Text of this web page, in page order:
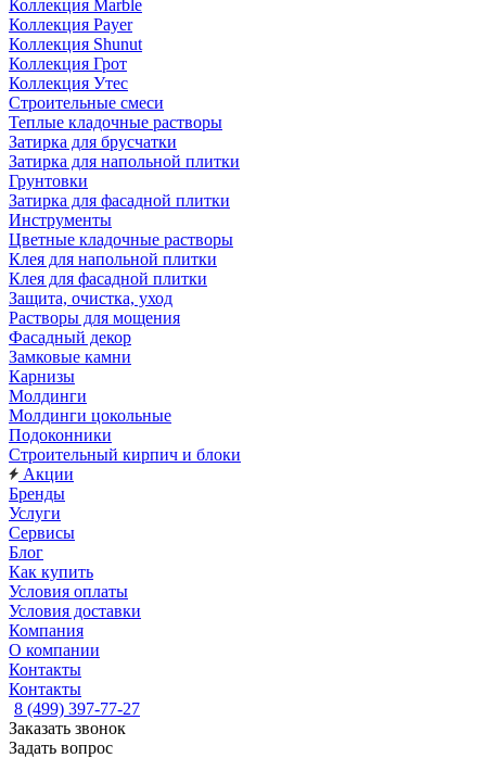
Коллекция Marble
Коллекция Payer
Коллекция Shunut
Коллекция Грот
Коллекция Утес
Строительные смеси
Теплые кладочные растворы
Затирка для брусчатки
Затирка для напольной плитки
Грунтовки
Затирка для фасадной плитки
Инструменты
Цветные кладочные растворы
Клея для напольной плитки
Клея для фасадной плитки
Защита, очистка, уход
Растворы для мощения
Фасадный декор
Замковые камни
Карнизы
Молдинги
Молдинги цокольные
Подоконники
Строительный кирпич и блоки
Акции
Бренды
Услуги
Сервисы
Блог
Как купить
Условия оплаты
Условия доставки
Компания
О компании
Контакты
Контакты
8 (499) 397-77-27
Заказать звонок
Задать вопрос